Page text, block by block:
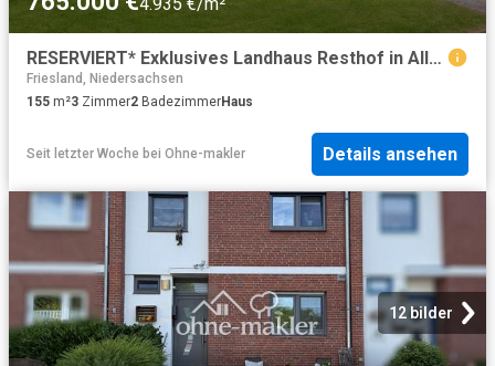
RESERVIERT* Exklusives Landhaus Resthof in Alleinlage kernsaniert, mit Weitblick über Wiesen
Friesland, Niedersachsen
155 m²3 Zimmer2 BadezimmerHaus
Seit letzter Woche bei Ohne-makler Details ansehen
12 bilder